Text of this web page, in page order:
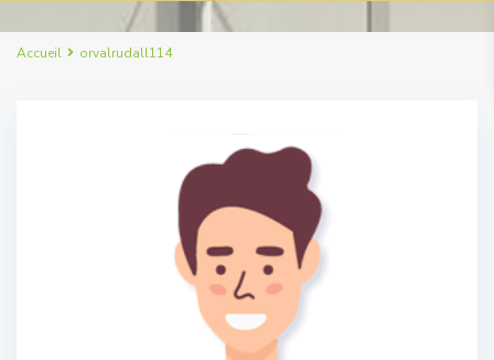
Accueil orvalrudall114